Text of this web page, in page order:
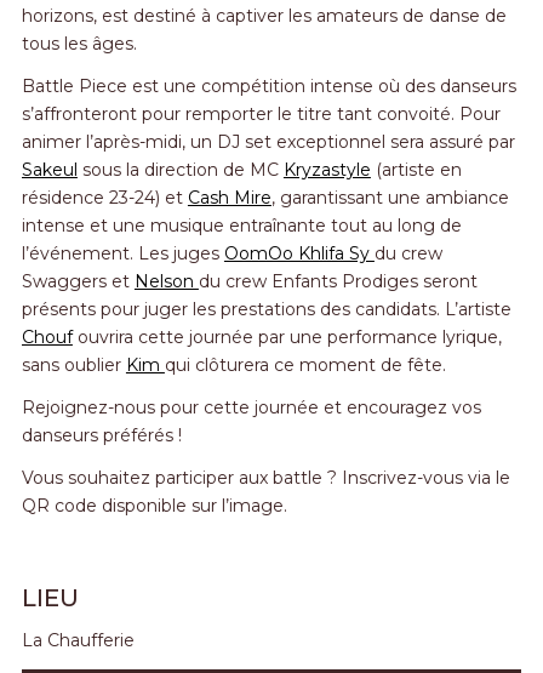
horizons, est destiné à captiver les amateurs de danse de
tous les âges.
Battle Piece est une compétition intense où des danseurs
s’affronteront pour remporter le titre tant convoité. Pour
animer l’après-midi, un DJ set exceptionnel sera assuré par
Sakeul sous la direction de MC Kryzastyle (artiste en
résidence 23-24) et Cash Mire, garantissant une ambiance
intense et une musique entraînante tout au long de
l’événement. Les juges OomOo Khlifa Sy du crew
Swaggers et Nelson du crew Enfants Prodiges seront
présents pour juger les prestations des candidats. L’artiste
Choufouvrira cette journée par une performance lyrique,
sans oublier Kim qui clôturera ce moment de fête.
Rejoignez-nous pour cette journée et encouragez vos
danseurs préférés !
Vous souhaitez participer aux battle ? Inscrivez-vous via le
QR code disponible sur l’image.
LIEU
La Chaufferie